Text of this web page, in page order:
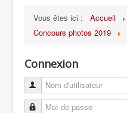
TOUT SUR LE GUMS
ESCALADE
ALPINISME
Vous êtes ici : Accueil
Concours photos 2019
Connexion